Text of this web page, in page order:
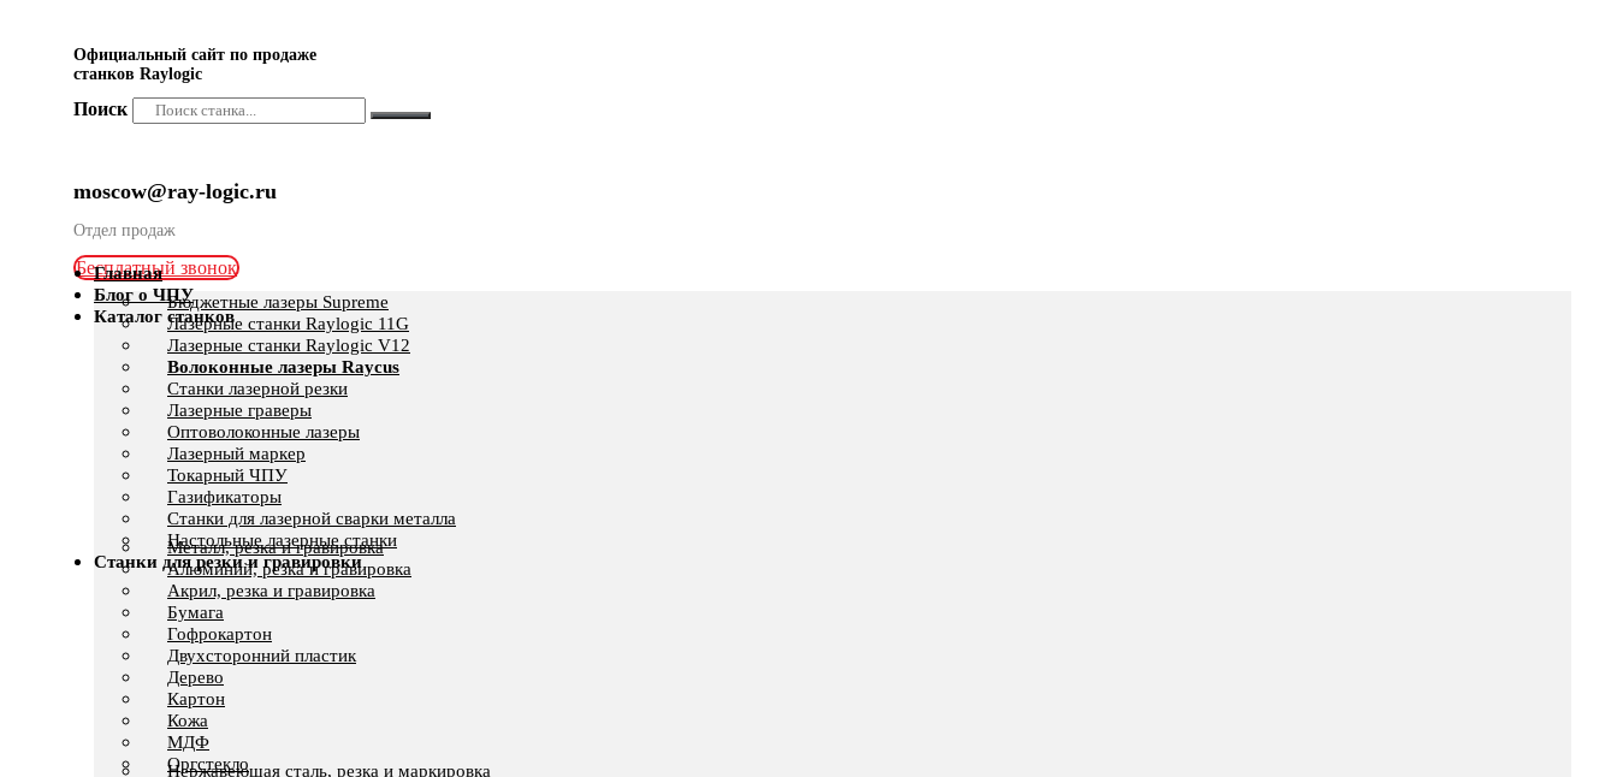
Официальный сайт по продаже
станков Raylogic
Поиск
moscow@ray-logic.ru
Отдел продаж
Бесплатный звонок
Главная
Блог о ЧПУ
Каталог станков
Бюджетные лазеры Supreme
Лазерные станки Raylogic 11G
Лазерные станки Raylogic V12
Волоконные лазеры Raycus
Станки лазерной резки
Лазерные граверы
Оптоволоконные лазеры
Лазерный маркер
Токарный ЧПУ
Газификаторы
Cтанки для лазерной сварки металла
Настольные лазерные станки
Станки для резки и гравировки
Металл, резка и гравировка
Алюминий, резка и гравировка
Акрил, резка и гравировка
Бумага
Гофрокартон
Двухсторонний пластик
Дерево
Картон
Кожа
МДФ
Оргстекло
Нержавеющая сталь, резка и маркировка